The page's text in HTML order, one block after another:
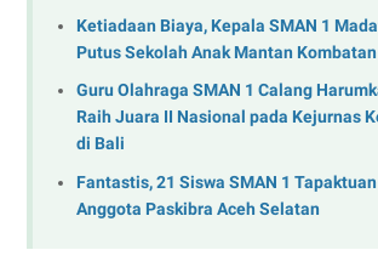
Ketiadaan Biaya, Kepala SMAN 1
Putus Sekolah Anak Mantan
Guru Olahraga SMAN 1 Calang
Raih Juara II Nasional pada Kejurnas
di Bali
Fantastis, 21 Siswa SMAN 1
Anggota Paskibra Aceh Selatan